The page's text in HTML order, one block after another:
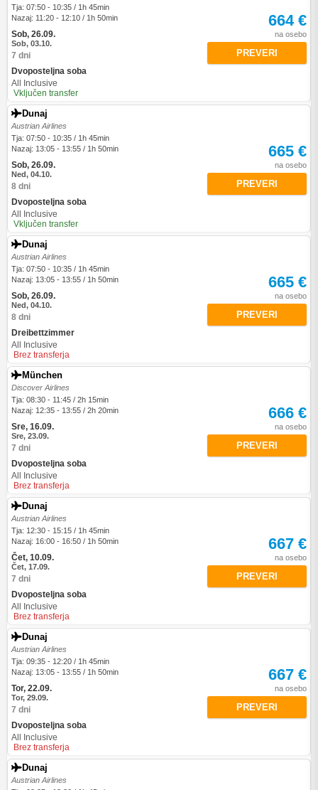
Tja: 07:50 - 10:35 / 1h 45min
Nazaj: 11:20 - 12:10 / 1h 50min
Sob, 26.09.
Sob, 03.10.
7 dni
Dvoposteljna soba
All Inclusive
Vključen transfer
664 €
na osebo
PREVERI
Dunaj
Austrian Airlines
Tja: 07:50 - 10:35 / 1h 45min
Nazaj: 13:05 - 13:55 / 1h 50min
Sob, 26.09.
Ned, 04.10.
8 dni
Dvoposteljna soba
All Inclusive
Vključen transfer
665 €
na osebo
PREVERI
Dunaj
Austrian Airlines
Tja: 07:50 - 10:35 / 1h 45min
Nazaj: 13:05 - 13:55 / 1h 50min
Sob, 26.09.
Ned, 04.10.
8 dni
Dreibettzimmer
All Inclusive
Brez transferja
665 €
na osebo
PREVERI
München
Discover Airlines
Tja: 08:30 - 11:45 / 2h 15min
Nazaj: 12:35 - 13:55 / 2h 20min
Sre, 16.09.
Sre, 23.09.
7 dni
Dvoposteljna soba
All Inclusive
Brez transferja
666 €
na osebo
PREVERI
Dunaj
Austrian Airlines
Tja: 12:30 - 15:15 / 1h 45min
Nazaj: 16:00 - 16:50 / 1h 50min
Čet, 10.09.
Čet, 17.09.
7 dni
Dvoposteljna soba
All Inclusive
Brez transferja
667 €
na osebo
PREVERI
Dunaj
Austrian Airlines
Tja: 09:35 - 12:20 / 1h 45min
Nazaj: 13:05 - 13:55 / 1h 50min
Tor, 22.09.
Tor, 29.09.
7 dni
Dvoposteljna soba
All Inclusive
Brez transferja
667 €
na osebo
PREVERI
Dunaj
Austrian Airlines